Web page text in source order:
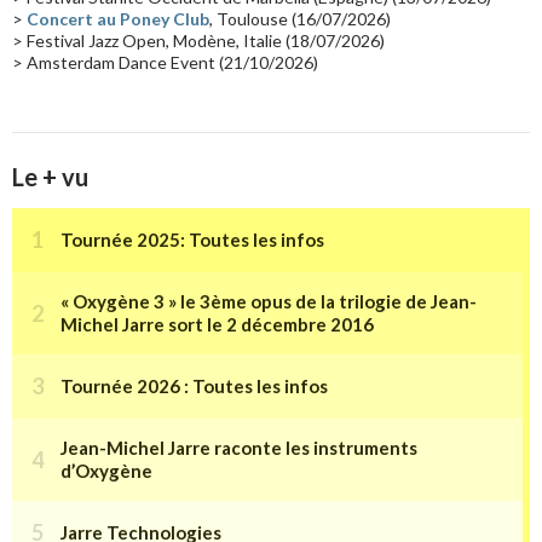
> Concert au Poney Club, Toulouse (16/07/2026)
> Festival Jazz Open, Modène, Italie (18/07/2026)
> Amsterdam Dance Event (21/10/2026)
Le + vu